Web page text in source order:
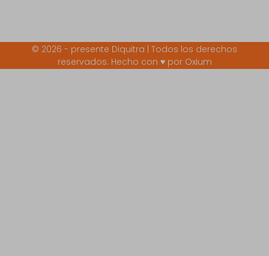
© 2026 - presente Diquitra | Todos los derechos
reservados. Hecho con ♥ por Oxium